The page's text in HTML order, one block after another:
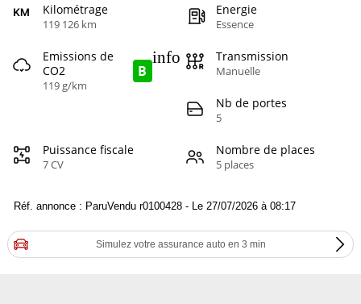
Kilométrage
119 126 km
Energie
Essence
Emissions de
CO2
119 g/km
B
info Transmission
Manuelle
Nb de portes
5
Puissance fiscale
7 CV
Nombre de places
5 places
Réf. annonce : ParuVendu r0100428 - Le 27/07/2026 à 08:17
Simulez votre assurance auto en 3 min